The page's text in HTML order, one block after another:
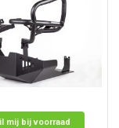
mij bij voorraad